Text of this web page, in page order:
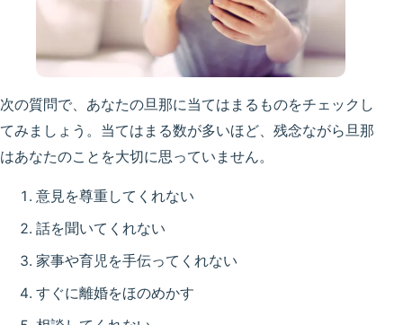
次の質問で、あなたの旦那に当てはまるものをチェックし
てみましょう。当てはまる数が多いほど、残念ながら旦那
はあなたのことを大切に思っていません。
意見を尊重してくれない
話を聞いてくれない
家事や育児を手伝ってくれない
すぐに離婚をほのめかす